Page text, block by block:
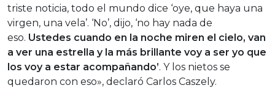
triste noticia, todo el mundo dice ‘oye, que haya una
virgen, una vela’. ‘No’, dijo, ‘no hay nada de
eso. Ustedes cuando en la noche miren el cielo, van
a ver una estrella y la más brillante voy a ser yo que
los voy a estar acompañando’. Y los nietos se
quedaron con eso», declaró Carlos Caszely.